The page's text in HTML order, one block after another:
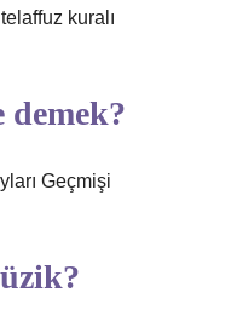
kuralı
demek?
Geçmişi